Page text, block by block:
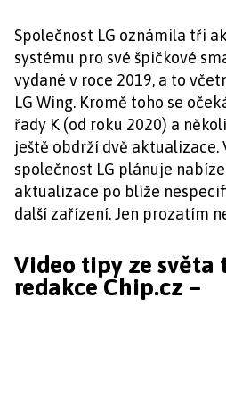
Společnost LG oznámila tři
systému pro své špičkové
vydané v roce 2019, a to
LG Wing. Kromě toho se
řady K (od roku 2020) a
ještě obdrží dvě aktualizace.
společnost LG plánuje
aktualizace po blíže
další zařízení. Jen prozatím
Video tipy ze
redakce Chip.cz –